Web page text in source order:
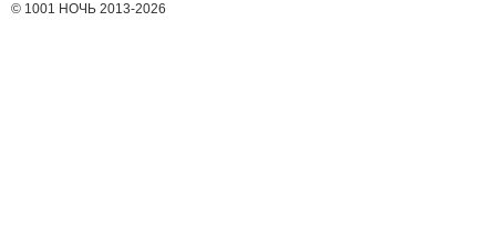
© 1001 НОЧЬ 2013-2026